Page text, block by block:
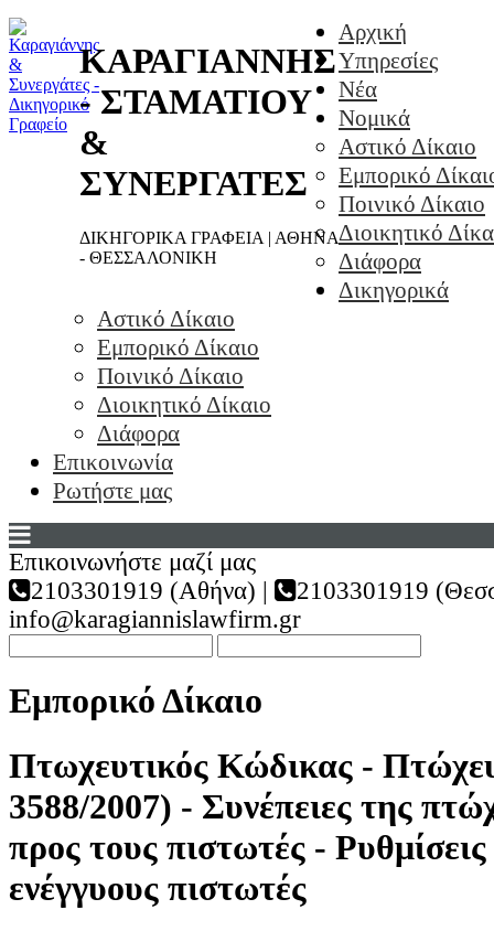
ΚΑΡΑΓΙΑΝΝΗΣ
- ΣΤΑΜΑΤΙΟΥ
&
ΣΥΝΕΡΓΑΤΕΣ
ΔΙΚΗΓΟΡΙΚΑ ΓΡΑΦΕΙΑ | ΑΘΗΝΑ
- ΘΕΣΣΑΛΟΝΙΚΗ
Αρχική
Υπηρεσίες
Νέα
Νομικά
Αστικό Δίκαιο
Εμπορικό
Ποινικό Δίκαιο
Διοικητικό
Διάφορα
Δικηγορικά
Αστικό Δίκαιο
Εμπορικό Δίκαιο
Ποινικό Δίκαιο
Διοικητικό Δίκαιο
Διάφορα
Επικοινωνία
Ρωτήστε μας
Επικοινωνήστε μαζί μας
2103301919 (Αθήνα) |
2103301919
info@karagiannislawfirm.gr
Εμπορικό Δίκαιο
Πτωχευτικός Κώδικας -
3588/2007) - Συνέπειες της
προς τους πιστωτές - Ρυθμίσεις
ενέγγυους πιστωτές